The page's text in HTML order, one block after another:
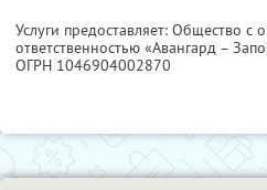
Услуги предоставляет: Общество с
ответственностью «Авангард –
ОГРН 1046904002870